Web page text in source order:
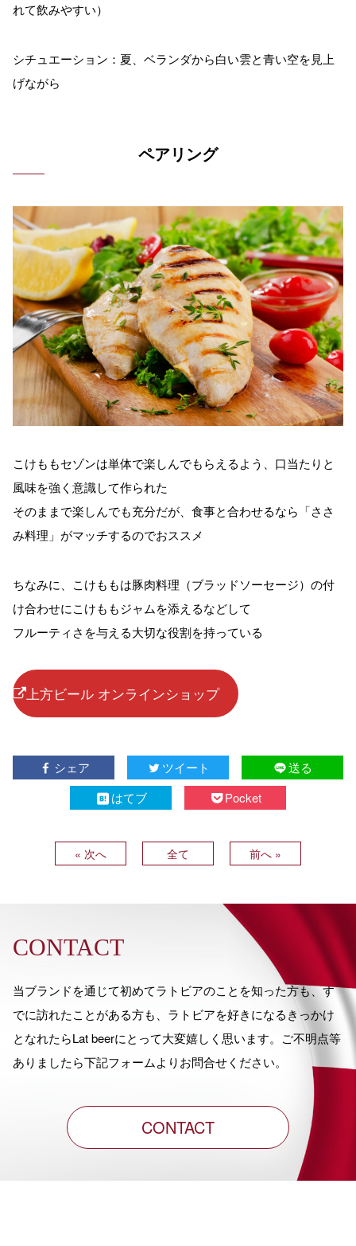
れて飲みやすい）
シチュエーション：夏、ベランダから白い雲と青い空を見上
げながら
ペアリング
こけももセゾンは単体で楽しんでもらえるよう、口当たりと
風味を強く意識して作られた
そのままで楽しんでも充分だが、食事と合わせるなら「ささ
み料理」がマッチするのでおススメ
ちなみに、こけももは豚肉料理（ブラッドソーセージ）の付
け合わせにこけももジャムを添えるなどして
フルーティさを与える大切な役割を持っている
上方ビール オンラインショップ
シェア ツイート
送る
はてブ
Pocket
« 次へ 全て 前へ »
CONTACT
当ブランドを通じて初めてラトビアのことを知った方も、す
でに訪れたことがある方も、ラトビアを好きになるきっかけ
となれたらLat beerにとって大変嬉しく思います。ご不明点等
ありましたら下記フォームよりお問合せください。
CONTACT